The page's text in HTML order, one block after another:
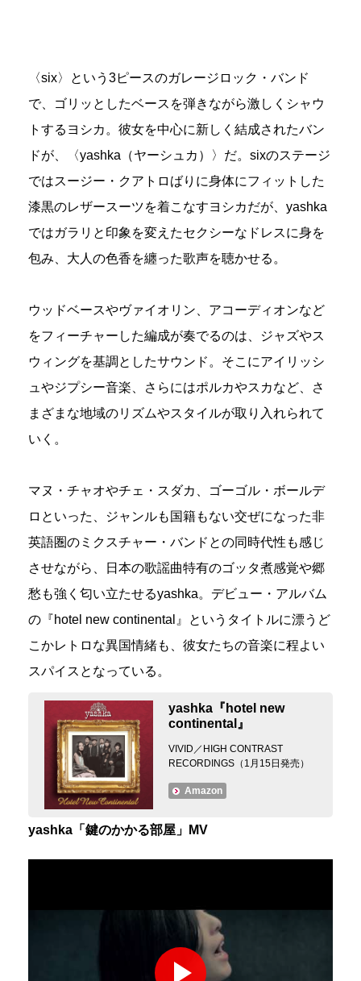
〈six〉という3ピースのガレージロック・バンド
で、ゴリッとしたベースを弾きながら激しくシャウ
トするヨシカ。彼女を中心に新しく結成されたバン
ドが、〈yashka（ヤーシュカ）〉だ。sixのステージ
ではスージー・クアトロばりに身体にフィットした
漆黒のレザースーツを着こなすヨシカだが、yashka
ではガラリと印象を変えたセクシーなドレスに身を
包み、大人の色香を纏った歌声を聴かせる。
ウッドベースやヴァイオリン、アコーディオンなど
をフィーチャーした編成が奏でるのは、ジャズやス
ウィングを基調としたサウンド。そこにアイリッシ
ュやジプシー音楽、さらにはポルカやスカなど、さ
まざまな地域のリズムやスタイルが取り入れられて
いく。
マヌ・チャオやチェ・スダカ、ゴーゴル・ボールデ
ロといった、ジャンルも国籍もない交ぜになった非
英語圏のミクスチャー・バンドとの同時代性も感じ
させながら、日本の歌謡曲特有のゴッタ煮感覚や郷
愁も強く匂い立たせるyashka。デビュー・アルバム
の『hotel new continental』というタイトルに漂うど
こかレトロな異国情緒も、彼女たちの音楽に程よい
スパイスとなっている。
yashka『hotel new
continental』
VIVID／HIGH CONTRAST
RECORDINGS（1月15日発売）
Amazon
yashka「鍵のかかる部屋」MV